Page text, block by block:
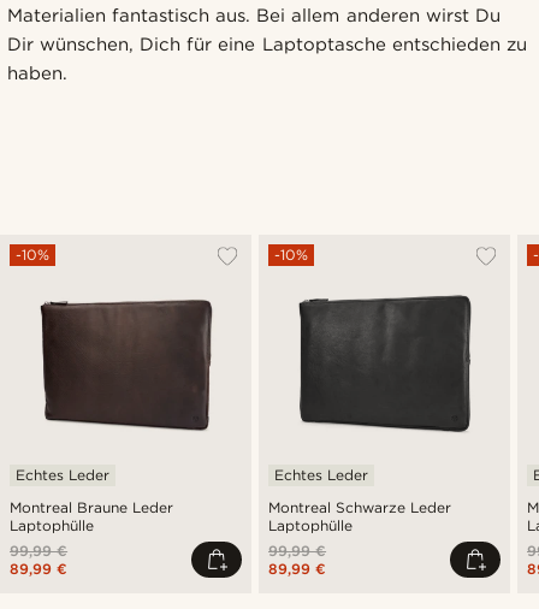
Materialien fantastisch aus. Bei allem anderen wirst Du
Dir wünschen, Dich für eine Laptoptasche entschieden zu
haben.
Montreal Braune Leder
Laptophülle
-10%
Echtes Leder
99,99 €
89,99 €
Montreal Schwarze Leder
Laptophülle
-10%
Echtes Leder
99,99 €
89,99 €